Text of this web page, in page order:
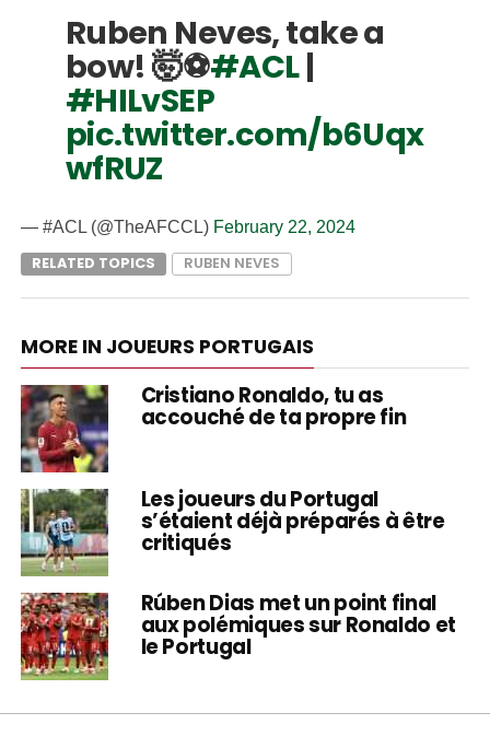
Ruben Neves, take a
bow! 🤯⚽️#ACL|
#HILvSEP
pic.twitter.com/b6Uqx
wfRUZ
— #ACL (@TheAFCCL) February 22, 2024
RELATED TOPICS
RUBEN NEVES
MORE IN JOUEURS PORTUGAIS
Cristiano Ronaldo, tu as
accouché de ta propre fin
Les joueurs du Portugal
s’étaient déjà préparés à être
critiqués
Rúben Dias met un point final
aux polémiques sur Ronaldo et
le Portugal